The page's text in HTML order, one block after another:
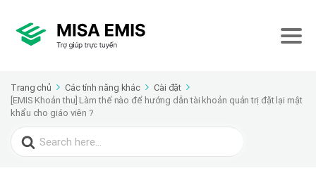
Trang chủ Các tính năng khác
Cài đặt
[EMIS Khoản thu] Làm thế nào để hướng dẫn tài khoản quản trị đặt lại mật
khẩu cho giáo viên ?
Search
for: